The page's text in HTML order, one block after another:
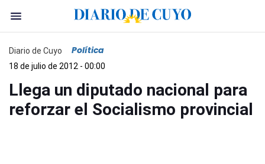
Diario de Cuyo Política
18 de julio de 2012 - 00:00
Llega un diputado nacional para
reforzar el Socialismo provincial